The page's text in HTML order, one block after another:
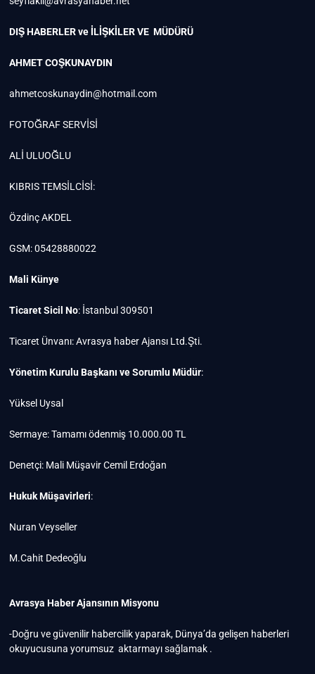
DIŞ HABERLER ve İLİŞKİLER VE MÜDÜRÜ
AHMET COŞKUNAYDIN
ahmetcoskunaydin@hotmail.com
FOTOĞRAF SERVİSİ
ALİ ULUOĞLU
KIBRIS TEMSİLCİSİ:
Özdinç AKDEL
GSM: 05428880022
Mali Künye
Ticaret Sicil No: İstanbul 309501
Ticaret Ünvanı: Avrasya haber Ajansı Ltd.Şti.
Yönetim Kurulu Başkanı ve Sorumlu Müdür:
Yüksel Uysal
Sermaye: Tamamı ödenmiş 10.000.00 TL
Denetçi: Mali Müşavir Cemil Erdoğan
Hukuk Müşavirleri:
Nuran Veyseller
M.Cahit Dedeoğlu
Avrasya Haber Ajansının Misyonu
-Doğru ve güvenilir habercilik yaparak, Dünya’da gelişen haberleri
okuyucusuna yorumsuz aktarmayı sağlamak .